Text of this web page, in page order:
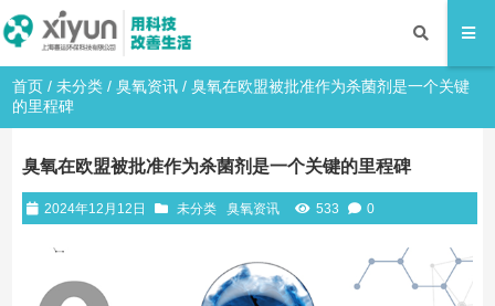
首页 /未分类 /臭氧资讯 / 臭氧在欧盟被批准作为杀菌剂是一个关键
的里程碑
臭氧在欧盟被批准作为杀菌剂是一个关键的里程碑
2024年12月12日 未分类 臭氧资讯 533 0